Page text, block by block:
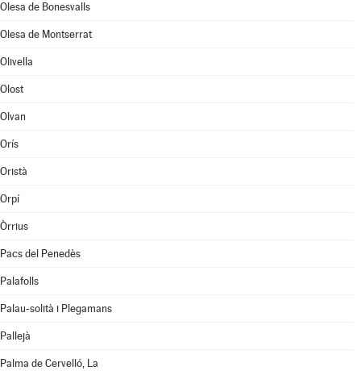
Olesa de Bonesvalls
Olesa de Montserrat
Olivella
Olost
Olvan
Orís
Oristà
Orpí
Òrrius
Pacs del Penedès
Palafolls
Palau-solità i Plegamans
Pallejà
Palma de Cervelló, La